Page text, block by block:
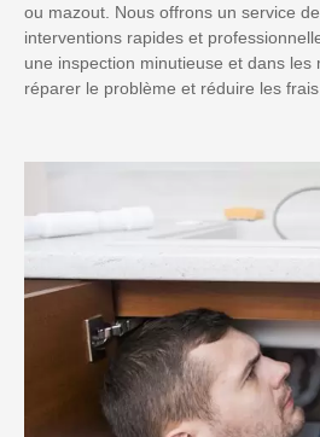
ou mazout. Nous offrons un service
interventions rapides et
une inspection minutieuse et dans les
réparer le problème et réduire les